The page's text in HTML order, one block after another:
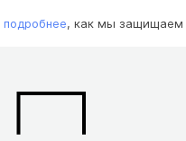
подробнее, как мы защищаем